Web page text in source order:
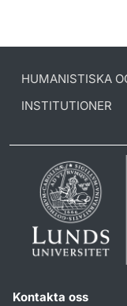
HUMANISTISKA
INSTITUTIONER
Kontakta oss